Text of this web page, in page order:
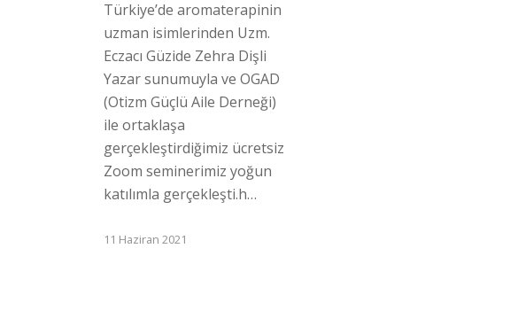
Türkiye’de aromaterapinin
uzman isimlerinden Uzm.
Eczacı Güzide Zehra Dişli
Yazar sunumuyla ve OGAD
(Otizm Güçlü Aile Derneği)
ile ortaklaşa
gerçekleştirdiğimiz ücretsiz
Zoom seminerimiz yoğun
katılımla gerçekleşti.h…
11 Haziran 2021